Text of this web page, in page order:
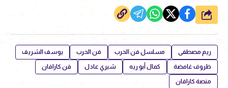
شارك
ريم مصطفى مسلسل فن الحرب فن الحرب يوسف الشريف
ظروف غامضة كمال أبو ريه شيري عادل فن كارافان
منصة كارافان